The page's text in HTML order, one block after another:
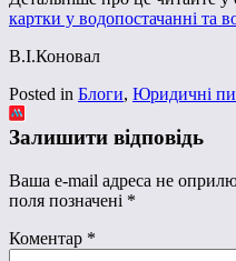
картки у водопостачанні та
В.І.Коновал
Posted in Блоги, Юридичні
Залишити відповідь
Ваша e-mail адреса не
поля позначені *
Коментар *